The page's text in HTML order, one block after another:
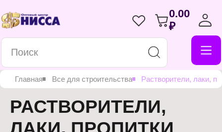
0.00
₽
Главная Все для строительства Растворители, лаки,
РАСТВОРИТЕЛИ,